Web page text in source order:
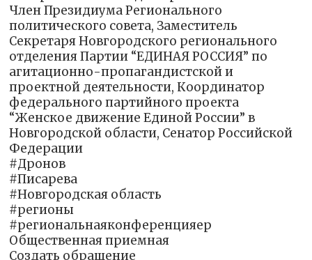
Член Президиума Регионального
политического совета, Заместитель
Секретаря Новгородского регионального
отделения Партии “ЕДИНАЯ РОССИЯ” по
агитационно-пропагандистской и
проектной деятельности, Координатор
федерального партийного проекта
“Женское движение Единой России” в
Новгородской области, Сенатор Российской
Федерации
#Дронов
#Писарева
#Новгородская область
#регионы
#региональнаяконференцияер
Общественная приемная
Создать обращение